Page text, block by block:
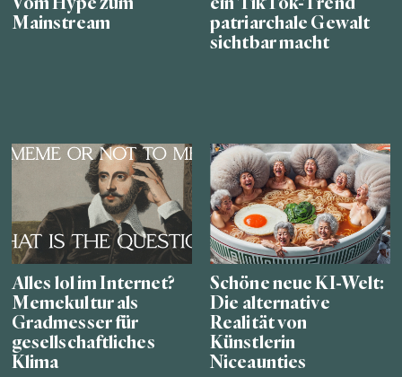
Mainstream
patriarchale Gewalt
sichtbar macht
Alles lol im Internet?
Memekultur als
Gradmesser für
gesellschaftliches
Klima
Schöne neue KI-Welt:
Die alternative
Realität von
Künstlerin
Niceaunties